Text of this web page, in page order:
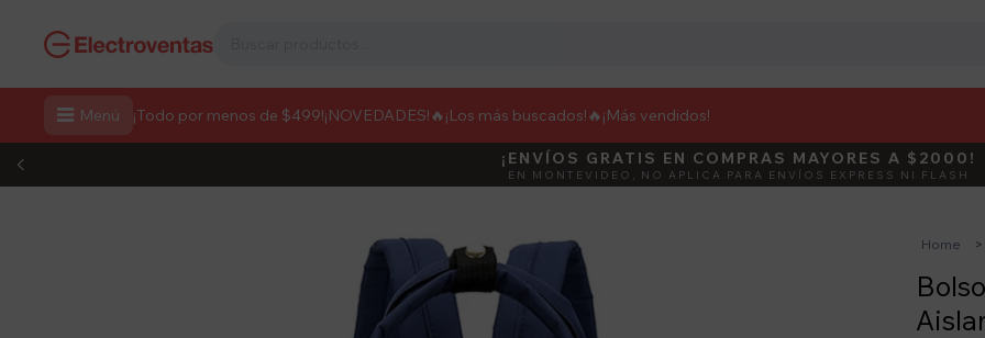
 Menú ¡Todo por menos de $499!¡NOVEDADES! 🔥¡Los más buscados!🔥 ¡Más vendidos!
DEBUT ACTIVÁ
¡ENVÍOS GRATIS EN COMPRAS MAYORES A $2000!
EN MONTEVIDEO, NO APLICA PARA ENVÍOS EXPRESS NI FLASH
Home